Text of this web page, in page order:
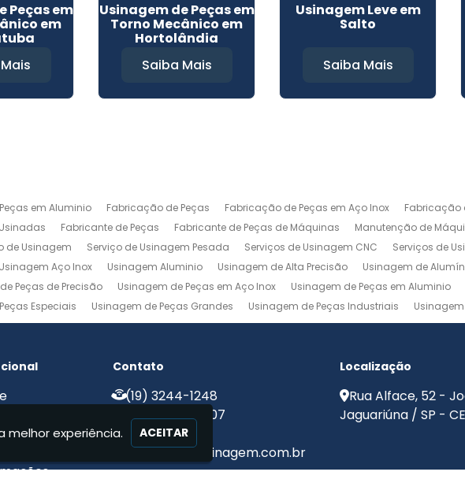
Peças em
em
Usinagem de Peças em
Torno Mecânico em
Hortolândia
Saiba Mais
Usinagem Leve em
Salto
Saiba Mais
em Aluminio Fabricação de Peças Fabricação de Peças em Aço Inox
Fabricação
Fabricante de Peças Fabricante de Peças de Máquinas Manutenção de
de Usinagem
Serviço de Usinagem Pesada Serviços de Usinagem CNC
Serviços de
Aço Inox
Usinagem Aluminio Usinagem de Alta Precisão Usinagem de
Peças de Precisão
Usinagem de Peças em Aço Inox
Usinagem de Peças em Aluminio
Especiais
Usinagem de Peças Grandes Usinagem de Peças Industriais
Ferramentaria
Usinagem Fresa Usinagem Fresamento Usinagem Industrial
Contato
(19) 3244-1248
(19) 99775-8907
contato@mjcusinagem.com.br
Localização
Rua Alface, 52 -
Jaguariúna / SP -
melhor experiência. ACEITAR